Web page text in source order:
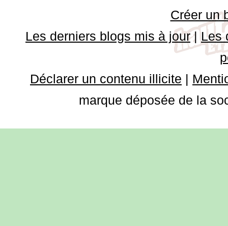
Créer un
Les derniers blogs mis à jour|Les
Déclarer un contenu illicite |
marque déposée de la